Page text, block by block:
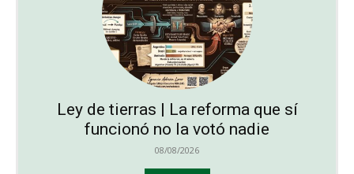
Ley de tierras | La reforma que sí
funcionó no la votó nadie
08/08/2026